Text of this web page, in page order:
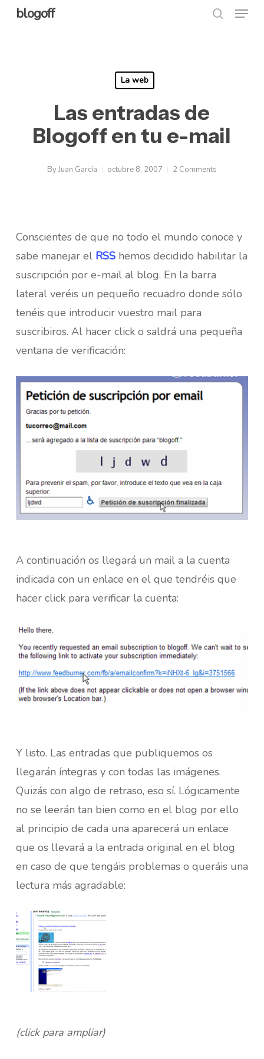
Skipblogoff Menu
La web
Las entradas de
Blogoff en tu e-mail
ByJuan García octubre 8, 2007 2 Comments
Conscientes de que no todo el mundo conoce y
sabe manejar el RSShemos decidido habilitar la
suscripción por e-mail al blog. En la barra
lateral veréis un pequeño recuadro donde sólo
tenéis que introducir vuestro mail para
suscribiros. Al hacer click o saldrá una pequeña
ventana de verificación:
A continuación os llegará un mail a la cuenta
indicada con un enlace en el que tendréis que
hacer click para verificar la cuenta:
Y listo. Las entradas que publiquemos os
llegarán íntegras y con todas las imágenes.
Quizás con algo de retraso, eso sí. Lógicamente
no se leerán tan bien como en el blog por ello
al principio de cada una aparecerá un enlace
que os llevará a la entrada original en el blog
en caso de que tengáis problemas o queráis una
lectura más agradable:
(click para ampliar)